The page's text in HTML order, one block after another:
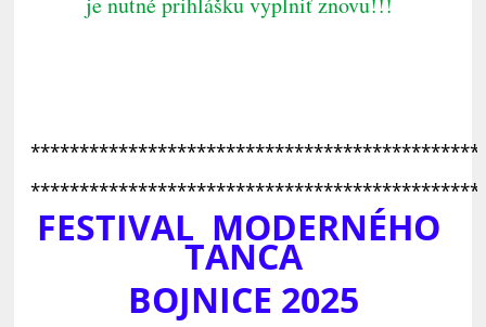
FESTIVAL MODERNÉHO
TANCA
BOJNICE 2025